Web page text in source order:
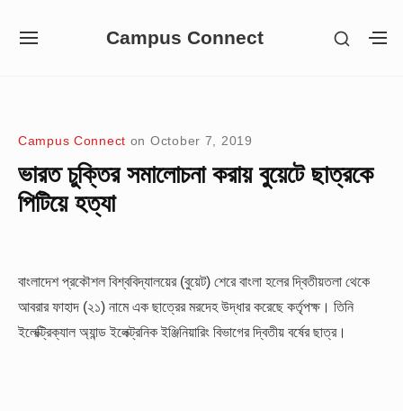
Campus Connect
SITE
SHOW
Campus Connect on October 7, 2019
ভারত চুক্তির সমালোচনা করায় বুয়েটে ছাত্রকে
পিটিয়ে হত্যা
বাংলাদেশ প্রকৌশল বিশ্ববিদ্যালয়ের (বুয়েট) শেরে বাংলা হলের দ্বিতীয়তলা থেকে
আবরার ফাহাদ (২১) নামে এক ছাত্রের মরদেহ উদ্ধার করেছে কর্তৃপক্ষ। তিনি
ইলেক্ট্রিক্যাল অ্যান্ড ইলেক্ট্রনিক ইঞ্জিনিয়ারিং বিভাগের দ্বিতীয় বর্ষের ছাত্র।